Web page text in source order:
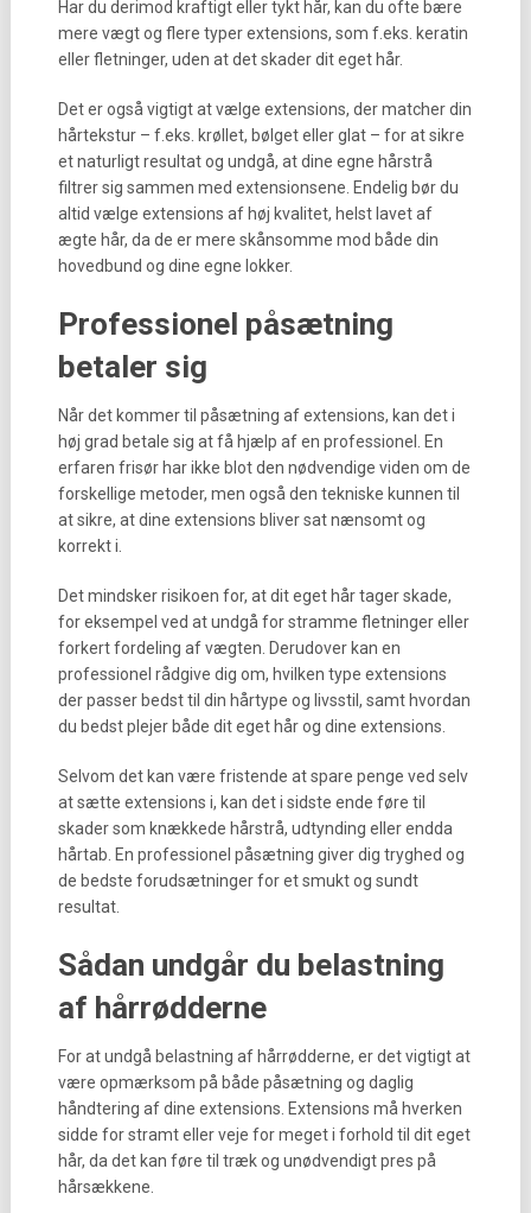
Har du derimod kraftigt eller tykt hår, kan du ofte bære
mere vægt og flere typer extensions, som f.eks. keratin
eller fletninger, uden at det skader dit eget hår.
Det er også vigtigt at vælge extensions, der matcher din
hårtekstur – f.eks. krøllet, bølget eller glat – for at sikre
et naturligt resultat og undgå, at dine egne hårstrå
filtrer sig sammen med extensionsene. Endelig bør du
altid vælge extensions af høj kvalitet, helst lavet af
ægte hår, da de er mere skånsomme mod både din
hovedbund og dine egne lokker.
Professionel påsætning
betaler sig
Når det kommer til påsætning af extensions, kan det i
høj grad betale sig at få hjælp af en professionel. En
erfaren frisør har ikke blot den nødvendige viden om de
forskellige metoder, men også den tekniske kunnen til
at sikre, at dine extensions bliver sat nænsomt og
korrekt i.
Det mindsker risikoen for, at dit eget hår tager skade,
for eksempel ved at undgå for stramme fletninger eller
forkert fordeling af vægten. Derudover kan en
professionel rådgive dig om, hvilken type extensions
der passer bedst til din hårtype og livsstil, samt hvordan
du bedst plejer både dit eget hår og dine extensions.
Selvom det kan være fristende at spare penge ved selv
at sætte extensions i, kan det i sidste ende føre til
skader som knækkede hårstrå, udtynding eller endda
hårtab. En professionel påsætning giver dig tryghed og
de bedste forudsætninger for et smukt og sundt
resultat.
Sådan undgår du belastning
af hårrødderne
For at undgå belastning af hårrødderne, er det vigtigt at
være opmærksom på både påsætning og daglig
håndtering af dine extensions. Extensions må hverken
sidde for stramt eller veje for meget i forhold til dit eget
hår, da det kan føre til træk og unødvendigt pres på
hårsækkene.